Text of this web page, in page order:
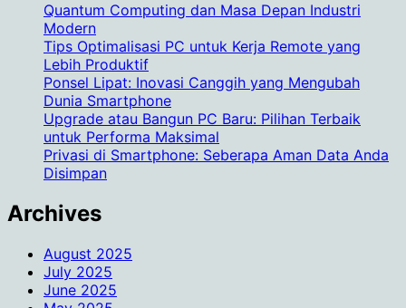
Quantum Computing dan Masa Depan Industri
Modern
Tips Optimalisasi PC untuk Kerja Remote yang
Lebih Produktif
Ponsel Lipat: Inovasi Canggih yang Mengubah
Dunia Smartphone
Upgrade atau Bangun PC Baru: Pilihan Terbaik
untuk Performa Maksimal
Privasi di Smartphone: Seberapa Aman Data Anda
Disimpan
Archives
August 2025
July 2025
June 2025